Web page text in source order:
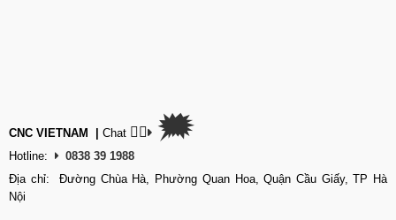
CNC VIETNAM | Chat 👉🏽 🗯
Hotline:
0838 39 1988
Địa chỉ: Đường Chùa Hà, Phường Quan Hoa, Quận Cầu Giấy, TP Hà
Nội